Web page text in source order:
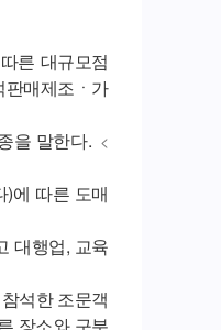
른 대규모점
판매제조ㆍ가
을 말한다. <
)에 따른 도매
대행업, 교육
석한 조문객